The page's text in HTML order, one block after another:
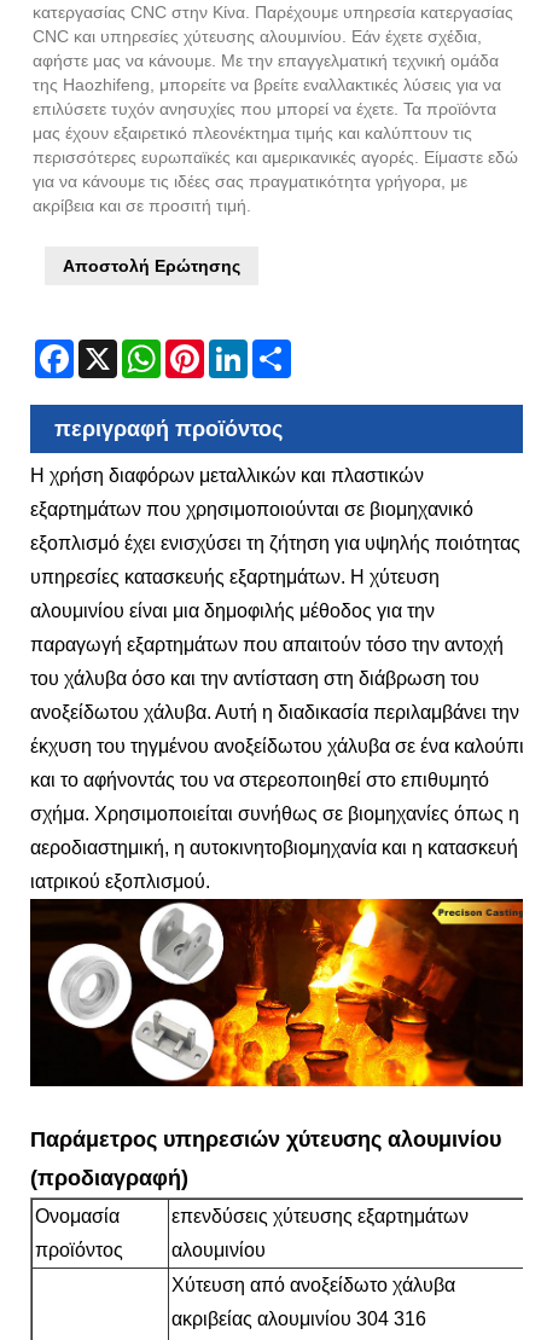
κατεργασίας CNC στην Κίνα. Παρέχουμε υπηρεσία κατεργασίας
CNC και υπηρεσίες χύτευσης αλουμινίου. Εάν έχετε σχέδια,
αφήστε μας να κάνουμε. Με την επαγγελματική τεχνική ομάδα
της Haozhifeng, μπορείτε να βρείτε εναλλακτικές λύσεις για να
επιλύσετε τυχόν ανησυχίες που μπορεί να έχετε. Τα προϊόντα
μας έχουν εξαιρετικό πλεονέκτημα τιμής και καλύπτουν τις
περισσότερες ευρωπαϊκές και αμερικανικές αγορές. Είμαστε εδώ
για να κάνουμε τις ιδέες σας πραγματικότητα γρήγορα, με
ακρίβεια και σε προσιτή τιμή.
Αποστολή Ερώτησης
Facebook
X WhatsAppPinterestLinkedIn
περιγραφή προϊόντος
Η χρήση διαφόρων μεταλλικών και πλαστικών
εξαρτημάτων που χρησιμοποιούνται σε βιομηχανικό
εξοπλισμό έχει ενισχύσει τη ζήτηση για υψηλής ποιότητας
υπηρεσίες κατασκευής εξαρτημάτων. Η χύτευση
αλουμινίου είναι μια δημοφιλής μέθοδος για την
παραγωγή εξαρτημάτων που απαιτούν τόσο την αντοχή
του χάλυβα όσο και την αντίσταση στη διάβρωση του
ανοξείδωτου χάλυβα. Αυτή η διαδικασία περιλαμβάνει την
έκχυση του τηγμένου ανοξείδωτου χάλυβα σε ένα καλούπι
και το αφήνοντάς του να στερεοποιηθεί στο επιθυμητό
σχήμα. Χρησιμοποιείται συνήθως σε βιομηχανίες όπως η
αεροδιαστημική, η αυτοκινητοβιομηχανία και η κατασκευή
ιατρικού εξοπλισμού.
Παράμετρος υπηρεσιών χύτευσης αλουμινίου
(προδιαγραφή)
Ονομασία
προϊόντος
επενδύσεις χύτευσης εξαρτημάτων
αλουμινίου
Χύτευση από ανοξείδωτο χάλυβα
ακριβείας αλουμινίου 304 316